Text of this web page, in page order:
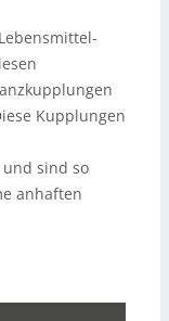
Kupplungen
sind so
anhaften